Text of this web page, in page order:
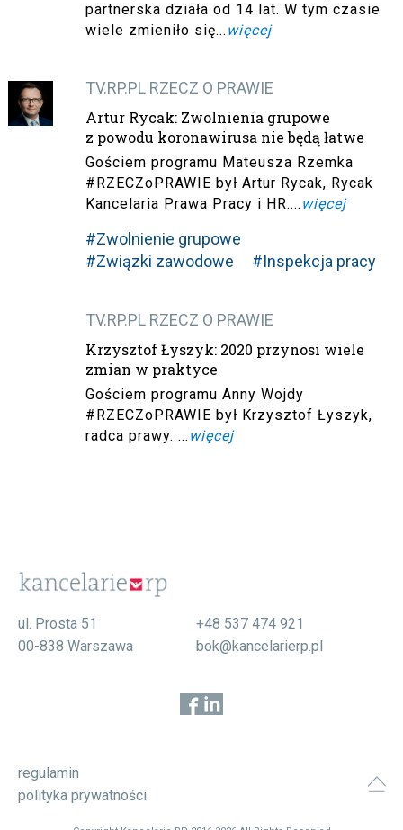
partnerska działa od 14 lat. W tym czasie
wiele zmieniło się... więcej
TV.RP.PL RZECZ O PRAWIE
Artur Rycak: Zwolnienia grupowe
z powodu koronawirusa nie będą łatwe
Gościem programu Mateusza Rzemka
#RZECZoPRAWIE był Artur Rycak, Rycak
Kancelaria Prawa Pracy i HR.... więcej
#Zwolnienie grupowe
#Związki zawodowe
#Inspekcja pracy
TV.RP.PL RZECZ O PRAWIE
Krzysztof Łyszyk: 2020 przynosi wiele
zmian w praktyce
Gościem programu Anny Wojdy
#RZECZoPRAWIE był Krzysztof Łyszyk,
radca prawy. ... więcej
ul. Prosta 51
00-838 Warszawa
+48 537 474 921
bok@kancelarierp.pl
regulamin
polityka prywatności